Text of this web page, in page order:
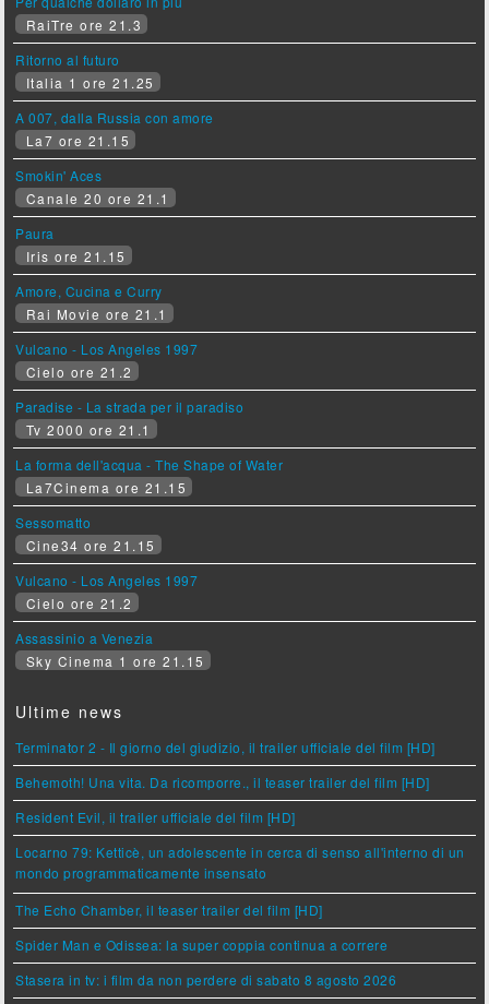
RaiTre ore 21.3
Ritorno al futuro
Italia 1 ore 21.25
A 007, dalla Russia con amore
La7 ore 21.15
Smokin' Aces
Canale 20 ore 21.1
Paura
Iris ore 21.15
Amore, Cucina e Curry
Rai Movie ore 21.1
Vulcano - Los Angeles 1997
Cielo ore 21.2
Paradise - La strada per il paradiso
Tv 2000 ore 21.1
La forma dell'acqua - The Shape of Water
La7Cinema ore 21.15
Sessomatto
Cine34 ore 21.15
Vulcano - Los Angeles 1997
Cielo ore 21.2
Assassinio a Venezia
Sky Cinema 1 ore 21.15
Ultime news
Terminator 2 - Il giorno del giudizio, il trailer ufficiale del film [HD]
Behemoth! Una vita. Da ricomporre., il teaser trailer del film [HD]
Resident Evil, il trailer ufficiale del film [HD]
Locarno 79: Ketticè, un adolescente in cerca di senso all'interno di un
mondo programmaticamente insensato
The Echo Chamber, il teaser trailer del film [HD]
Spider Man e Odissea: la super coppia continua a correre
Stasera in tv: i film da non perdere di sabato 8 agosto 2026